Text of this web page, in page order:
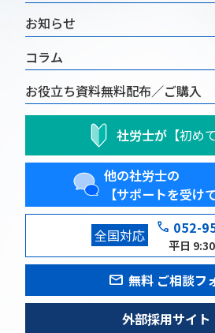
お知らせ
コラム
お役立ち資料無料配布／ご購入
社労士が【初め
他の社労士の
【サポートを受け
全国対応 phone 052-
平日
mail 無料 ご相談フ
外部採用サイト